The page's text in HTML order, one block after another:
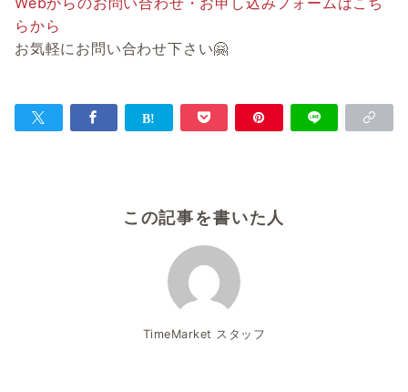
らから
お気軽にお問い合わせ下さい🤗
この記事を書いた人
TimeMarket スタッフ